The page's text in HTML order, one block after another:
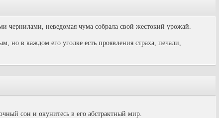
неведомая чума собрала свой жестокий урожай.
но в каждом его уголке есть проявления страха, печали,
сон и окунитесь в его абстрактный мир.